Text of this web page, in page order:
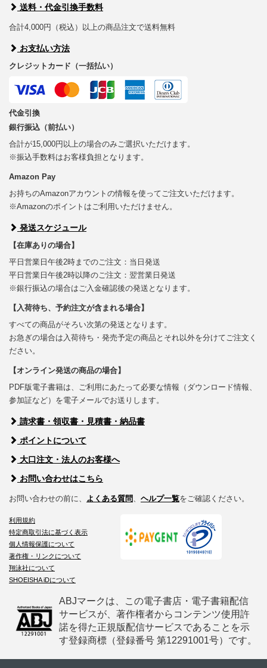
送料・代金引換手数料
合計4,000円（税込）以上の商品注文で送料無料
お支払い方法
クレジットカード（一括払い）
代金引換
銀行振込（前払い）
合計が15,000円以上の場合のみご選択いただけます。
※振込手数料はお客様負担となります。
Amazon Pay
お持ちのAmazonアカウントの情報を使ってご注文いただけます。
※Amazonのポイントはご利用いただけません。
発送スケジュール
【在庫ありの場合】
平日営業日午後2時までのご注文：当日発送
平日営業日午後2時以降のご注文：翌営業日発送
※銀行振込の場合はご入金確認後の発送となります。
【入荷待ち、予約注文が含まれる場合】
すべての商品がそろい次第の発送となります。
お急ぎの場合は入荷待ち・発売予定の商品とそれ以外を分けてご注文く
ださい。
【オンライン発送の商品の場合】
PDF版電子書籍は、ご利用にあたって必要な情報（ダウンロード情報、
参加証など）を電子メールでお送りします。
請求書・領収書・見積書・納品書
ポイントについて
大口注文・法人のお客様へ
お問い合わせはこちら
お問い合わせの前に、 よくある質問、 ヘルプ一覧をご確認ください。
利用規約
特定商取引法に基づく表示
個人情報保護について
著作権・リンクについて
翔泳社について
SHOEISHA iDについて
ABJマークは、この電子書店・電子書籍配信
サービスが、著作権者からコンテンツ使用許
諾を得た正規版配信サービスであることを示
す登録商標（登録番号 第12291001号）です。